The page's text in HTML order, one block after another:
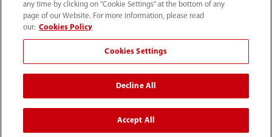
Mindray Medical Italy S.r.l. ha ottenuto ilRating di Legalità
con il punteggio ★★++
pubblicato sul sito dell'AGCM
*I collegamenti ai social media presenti su questo sito
possono indirizzare l'utente a piattaforme gestite da
Mindray Global. Mindray Medical Italy Srl non esercita
alcun controllo editoriale e declina ogni responsabilità
any time by clicking on "Cookie Settings" at the bottom of any
page of our Website. For more information, please read
our: Cookies Policy
Cookies Settings
Decline All
Accept All